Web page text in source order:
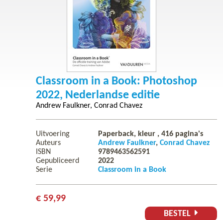
Classroom in a Book: Photoshop
2022, Nederlandse editie
Andrew Faulkner Conrad Chavez
Uitvoering Paperback, kleur , 416 pagina's
Auteurs
Andrew Faulkner Conrad Chavez
ISBN
9789463562591
Gepubliceerd
2022
Serie
Classroom in a Book
€ 59,99
BESTEL